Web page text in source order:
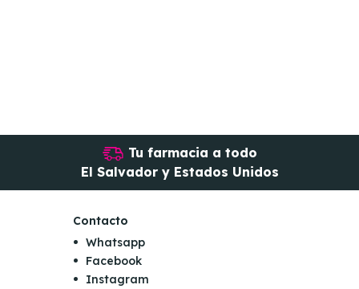
Tu farmacia a todo
El Salvador y Estados Unidos
Contacto
Whatsapp
Facebook
Instagram